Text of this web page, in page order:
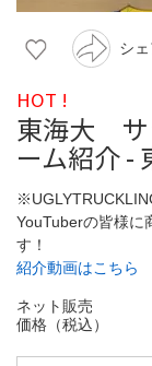
シ
HOT !
東海大 サ
ーム紹介 -
YouTuberの皆様に
す！
紹介動画はこちら
ネット販売
価格（税込）